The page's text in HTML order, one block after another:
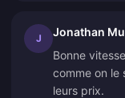
J Jonathan
Bonne
comme on le
leurs prix.